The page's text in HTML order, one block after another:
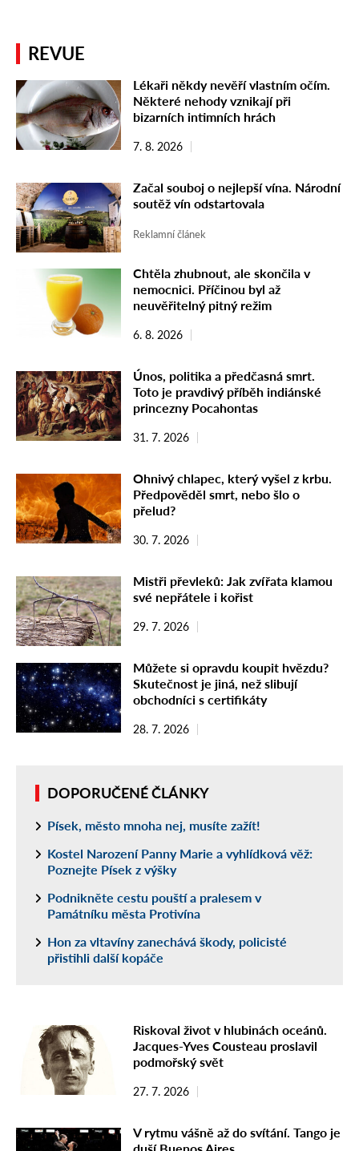
REVUE
Lékaři někdy nevěří vlastním očím.
Některé nehody vznikají při
bizarních intimních hrách
7. 8. 2026
Začal souboj o nejlepší vína. Národní
soutěž vín odstartovala
Reklamní článek
Chtěla zhubnout, ale skončila v
nemocnici. Příčinou byl až
neuvěřitelný pitný režim
6. 8. 2026
Únos, politika a předčasná smrt.
Toto je pravdivý příběh indiánské
princezny Pocahontas
31. 7. 2026
Ohnivý chlapec, který vyšel z krbu.
Předpověděl smrt, nebo šlo o
přelud?
30. 7. 2026
Mistři převleků: Jak zvířata klamou
své nepřátele i kořist
29. 7. 2026
Můžete si opravdu koupit hvězdu?
Skutečnost je jiná, než slibují
obchodníci s certifikáty
28. 7. 2026
DOPORUČENÉ ČLÁNKY
Písek, město mnoha nej, musíte zažít!
Kostel Narození Panny Marie a vyhlídková věž:
Poznejte Písek z výšky
Podnikněte cestu pouští a pralesem v
Památníku města Protivína
Hon za vltavíny zanechává škody, policisté
přistihli další kopáče
Riskoval život v hlubinách oceánů.
Jacques-Yves Cousteau proslavil
podmořský svět
27. 7. 2026
V rytmu vášně až do svítání. Tango je